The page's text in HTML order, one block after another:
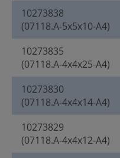
10273838
(07118.A-5x5x10-A4)
10273835
(07118.A-4x4x25-A4)
10273830
(07118.A-4x4x14-A4)
10273829
(07118.A-4x4x12-A4)